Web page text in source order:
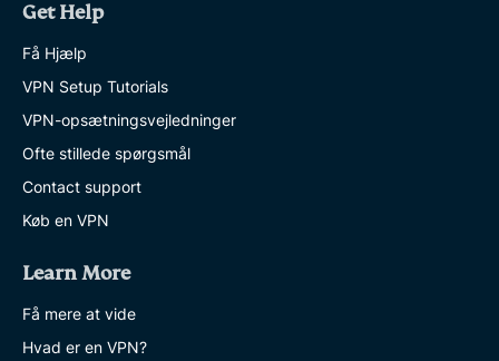
Get Help
Få Hjælp
VPN Setup Tutorials
VPN-opsætningsvejledninger
Ofte stillede spørgsmål
Contact support
Køb en VPN
Learn More
Få mere at vide
Hvad er en VPN?